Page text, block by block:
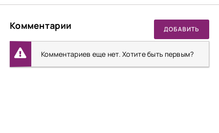
Комментарии ДОБАВИТЬ
Комментариев еще нет. Хотите быть первым?